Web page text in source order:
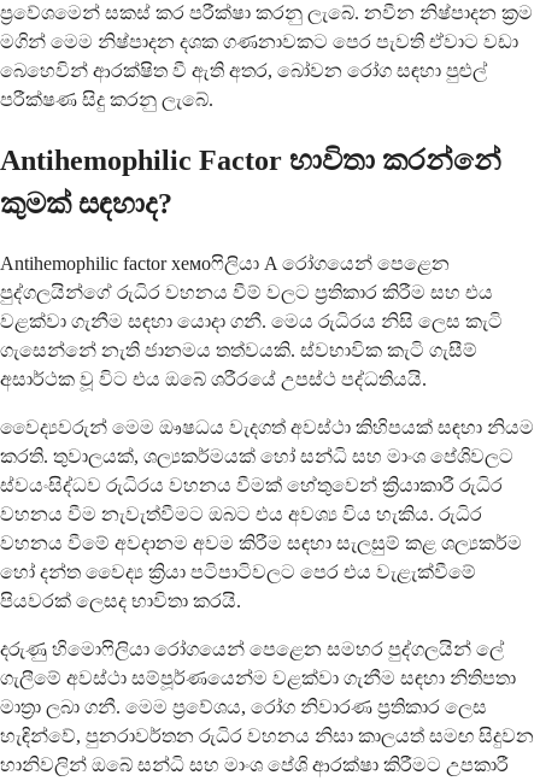
ප්‍රවේශමෙන් සකස් කර පරීක්ෂා කරනු ලැබේ. නවීන නිෂ්පාදන ක්‍රම
මගින් මෙම නිෂ්පාදන දශක ගණනාවකට පෙර පැවති ඒවාට වඩා
බෙහෙවින් ආරක්ෂිත වී ඇති අතර, බෝවන රෝග සඳහා පුළුල්
පරීක්ෂණ සිදු කරනු ලැබේ.
Antihemophilic Factor භාවිතා කරන්නේ
කුමක් සඳහාද?
Antihemophilic factor хемоෆිලියා A රෝගයෙන් පෙළෙන
පුද්ගලයින්ගේ රුධිර වහනය වීම් වලට ප්‍රතිකාර කිරීම සහ එය
වළක්වා ගැනීම සඳහා යොදා ගනී. මෙය රුධිරය නිසි ලෙස කැටි
ගැසෙන්නේ නැති ජානමය තත්වයකි. ස්වභාවික කැටි ගැසීම්
අසාර්ථක වූ විට එය ඔබේ ශරීරයේ උපස්ථ පද්ධතියයි.
වෛද්‍යවරුන් මෙම ඖෂධය වැදගත් අවස්ථා කිහිපයක් සඳහා නියම
කරති. තුවාලයක්, ශල්‍යකර්මයක් හෝ සන්ධි සහ මාංශ පේශිවලට
ස්වයංසිද්ධව රුධිරය වහනය වීමක් හේතුවෙන් ක්‍රියාකාරී රුධිර
වහනය වීම නැවැත්වීමට ඔබට එය අවශ්‍ය විය හැකිය. රුධිර
වහනය වීමේ අවදානම අවම කිරීම සඳහා සැලසුම් කළ ශල්‍යකර්ම
හෝ දන්ත වෛද්‍ය ක්‍රියා පටිපාටිවලට පෙර එය වැළැක්වීමේ
පියවරක් ලෙසද භාවිතා කරයි.
දරුණු හිමොෆිලියා රෝගයෙන් පෙළෙන සමහර පුද්ගලයින් ලේ
ගැලීමේ අවස්ථා සම්පූර්ණයෙන්ම වළක්වා ගැනීම සඳහා නිතිපතා
මාත්‍රා ලබා ගනී. මෙම ප්‍රවේශය, රෝග නිවාරණ ප්‍රතිකාර ලෙස
හැඳින්වේ, පුනරාවර්තන රුධිර වහනය නිසා කාලයත් සමඟ සිදුවන
හානිවලින් ඔබේ සන්ධි සහ මාංශ පේශි ආරක්ෂා කිරීමට උපකාරී